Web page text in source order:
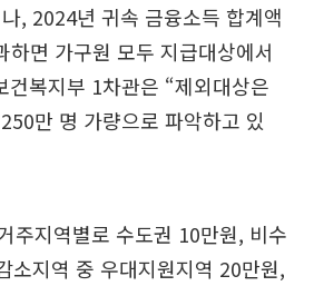
, 2024년 귀속 금융소득 합계액
하면 가구원 모두 지급대상에서
건복지부 1차관은 “제외대상은
만 명 가량으로 파악하고 있
주지역별로 수도권 10만원, 비수
소지역 중 우대지원지역 20만원,